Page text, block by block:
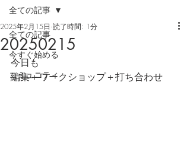
全ての記事
今すぐ始める
コミュニティ
全ての記事
20250215
2025年2月15日 読了時間: 1分
今日も
編集＋ワークショップ＋打ち合わせ